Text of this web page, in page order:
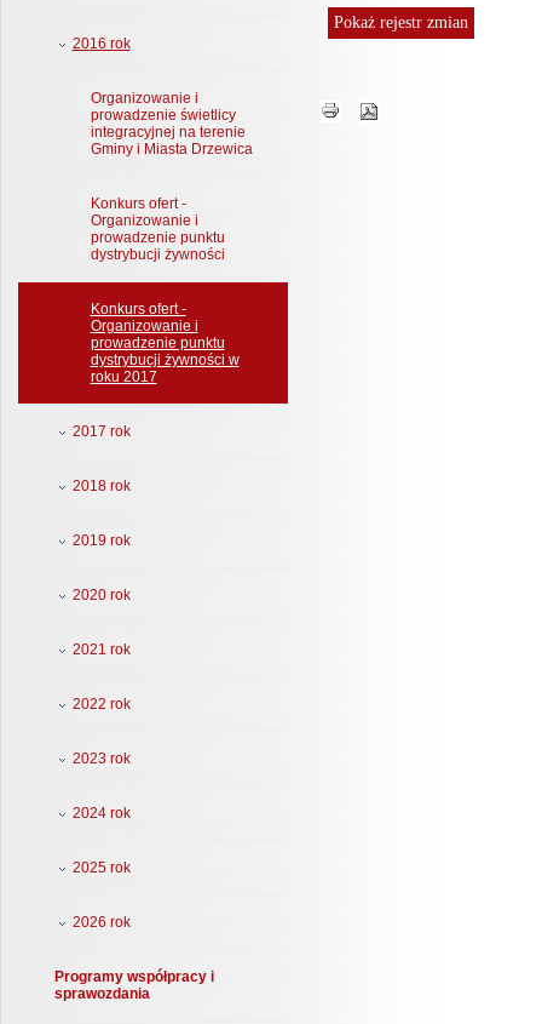
2016 rok
Organizowanie i
prowadzenie świetlicy
integracyjnej na terenie
Gminy i Miasta Drzewica
Konkurs ofert -
Organizowanie i
prowadzenie punktu
dystrybucji żywności
Konkurs ofert -
Organizowanie i
prowadzenie punktu
dystrybucji żywności w
roku 2017
2017 rok
2018 rok
2019 rok
2020 rok
2021 rok
2022 rok
2023 rok
2024 rok
2025 rok
2026 rok
Programy współpracy i
sprawozdania
Pokażrejestr zmian